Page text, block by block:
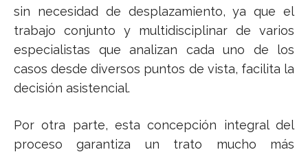
sin necesidad de desplazamiento, ya que el
trabajo conjunto y multidisciplinar de varios
especialistas que analizan cada uno de los
casos desde diversos puntos de vista, facilita la
decisión asistencial.
Por otra parte, esta concepción integral del
proceso garantiza un trato mucho más